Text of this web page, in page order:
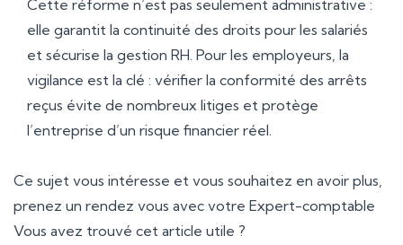
Cette réforme n’est pas seulement administrative :
elle garantit la continuité des droits pour les salariés
et sécurise la gestion RH. Pour les employeurs, la
vigilance est la clé : vérifier la conformité des arrêts
reçus évite de nombreux litiges et protège
l’entreprise d’un risque financier réel.
Ce sujet vous intéresse et vous souhaitez en avoir plus,
prenez un rendez vous avec votre Expert-comptable
Vous avez trouvé cet article utile ?